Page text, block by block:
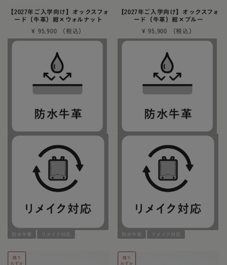
【2027年ご入学向け】オックスフォ
ード（牛革）紺×ウォルナット
¥ 95,900
防水牛革 リメイク対応
【2027年ご入学向け】オックスフォ
ード（牛革）紺×ブルー
¥ 95,900
防水牛革 リメイク対応